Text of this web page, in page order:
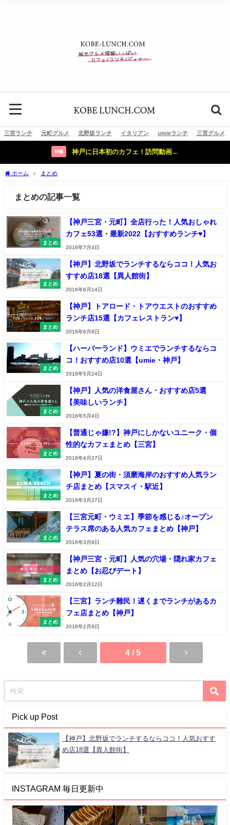
三宮ランチ 元町グルメ 北野坂ランチ イタリアン umieランチ 三宮グルメ
特集 神戸に日本初のカフェ！訪問動画←
ホーム まとめ
まとめの記事一覧
まとめ
【神戸三宮・元町】全店行った！人気おしゃれ
カフェ53選・最新2022【おすすめランチ♥】
2016年7月4日
まとめ
【神戸】北野坂でランチするならココ！人気お
すすめ店18選【異人館街】
2016年6月14日
まとめ
【神戸】トアロード・トアウエストのおすすめ
ランチ店15選【カフェレストラン♥】
2016年6月8日
まとめ
【ハーバーランド】ウミエでランチするならコ
コ！おすすめ店10選【umie・神戸】
2016年5月24日
まとめ
【神戸】人気の洋食屋さん・おすすめ店5選
【美味しいランチ】
2016年5月4日
まとめ
【普通じゃ嫌!?】神戸にしかないユニーク・個
性的なカフェまとめ【三宮】
2016年4月27日
まとめ
【神戸】夏の街・須磨海岸のおすすめ人気ラン
チ店まとめ【スマスイ・駅近】
2016年3月27日
まとめ
【三宮元町・ウミエ】季節を感じる♪オープン
テラス席のある人気カフェまとめ【神戸】
2016年3月8日
まとめ
【神戸三宮・元町】人気の穴場・隠れ家カフェ
まとめ【お忍びデート】
2016年2月12日
まとめ
【三宮】ランチ難民！遅くまでランチがあるカ
フェ店まとめ【神戸】
2016年2月8日
4 / 5
Pick up Post
【神戸】北野坂でランチするならココ！人気おすす
め店18選【異人館街】
INSTAGRAM 毎日更新中